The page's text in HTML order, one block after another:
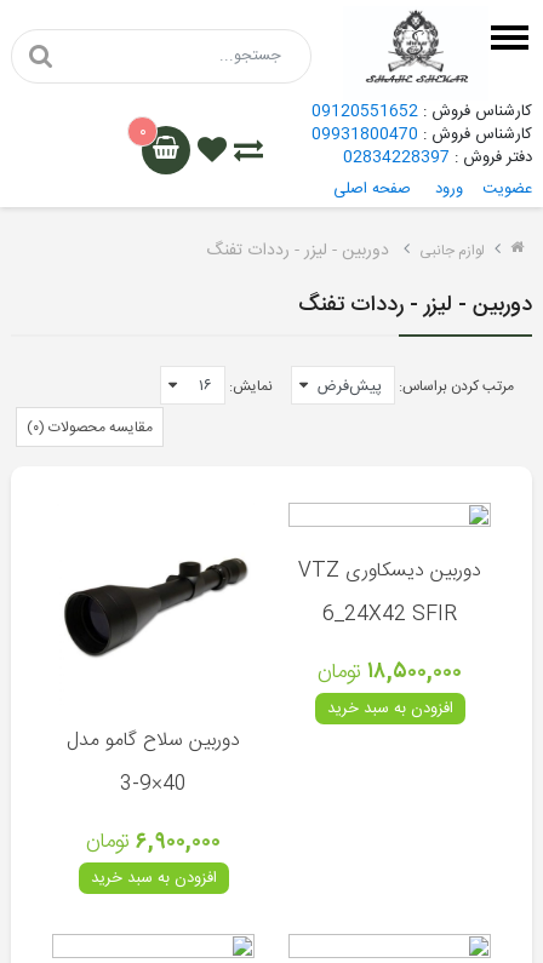
کارشناس فروش : 09120551652
کارشناس فروش : 09931800470
دفتر فروش : 02834228397
عضویت
ورود صفحه اصلی
۰
هاتسان
کرال
گامو
KWC
کمان
لوازم جانبی دوربین - لیزر - رددات تفنگ
دوربین - لیزر - رددات تفنگ
مرتب کردن براساس:
نمایش:
مقایسه محصولات (۰)
دوربین دیسکاوری VTZ
6_24X42 SFIR
۱۸,۵۰۰,۰۰۰ تومان
افزودن به سبد خرید
دوربین سلاح گامو مدل
40×9-3
۶,۹۰۰,۰۰۰ تومان
افزودن به سبد خرید